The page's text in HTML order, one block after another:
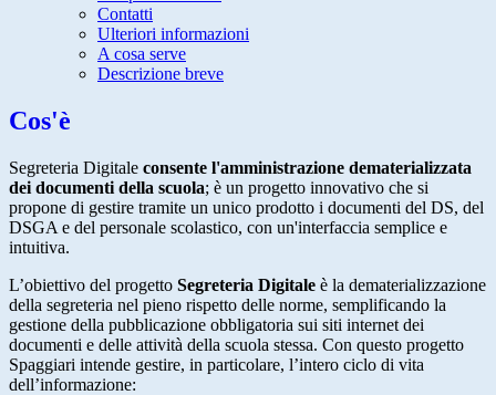
Contatti
Ulteriori informazioni
A cosa serve
Descrizione breve
Cos'è
Segreteria Digitale consente l'amministrazione dematerializzata
dei documenti della scuola; è un progetto innovativo che si
propone di gestire tramite un unico prodotto i documenti del DS, del
DSGA e del personale scolastico, con un'interfaccia semplice e
intuitiva.
L’obiettivo del progetto Segreteria Digitale è la dematerializzazione
della segreteria nel pieno rispetto delle norme, semplificando la
gestione della pubblicazione obbligatoria sui siti internet dei
documenti e delle attività della scuola stessa. Con questo progetto
Spaggiari intende gestire, in particolare, l’intero ciclo di vita
dell’informazione: